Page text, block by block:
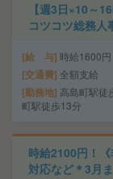
【週3日×10～
コツコツ総務人
給 与 時給1600
交通費 全額支給
勤務地 高島町駅
町駅徒歩13分
時給2100円！
対応など＊3月